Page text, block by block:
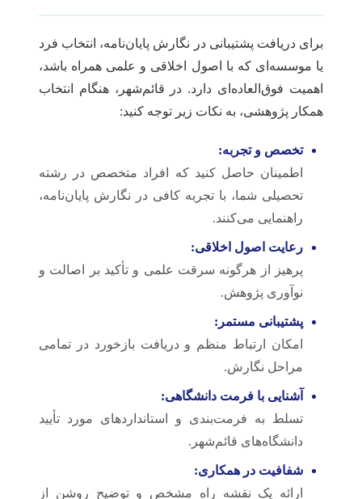
برای دریافت پشتیبانی در نگارش پایان‌نامه، انتخاب فرد
یا موسسه‌ای که با اصول اخلاقی و علمی همراه باشد،
اهمیت فوق‌العاده‌ای دارد. در قائم‌شهر، هنگام انتخاب
همکار پژوهشی، به نکات زیر توجه کنید:
تخصص و تجربه:
اطمینان حاصل کنید که افراد متخصص در رشته
تحصیلی شما، با تجربه کافی در نگارش پایان‌نامه،
راهنمایی می‌کنند.
رعایت اصول اخلاقی:
پرهیز از هرگونه سرقت علمی و تأکید بر اصالت و
نوآوری پژوهش.
پشتیبانی مستمر:
امکان ارتباط منظم و دریافت بازخورد در تمامی
مراحل نگارش.
آشنایی با فرمت دانشگاهی:
تسلط به فرمت‌بندی و استانداردهای مورد تأیید
دانشگاه‌های قائم‌شهر.
شفافیت در همکاری:
ارائه یک نقشه راه مشخص و توضیح روشن از